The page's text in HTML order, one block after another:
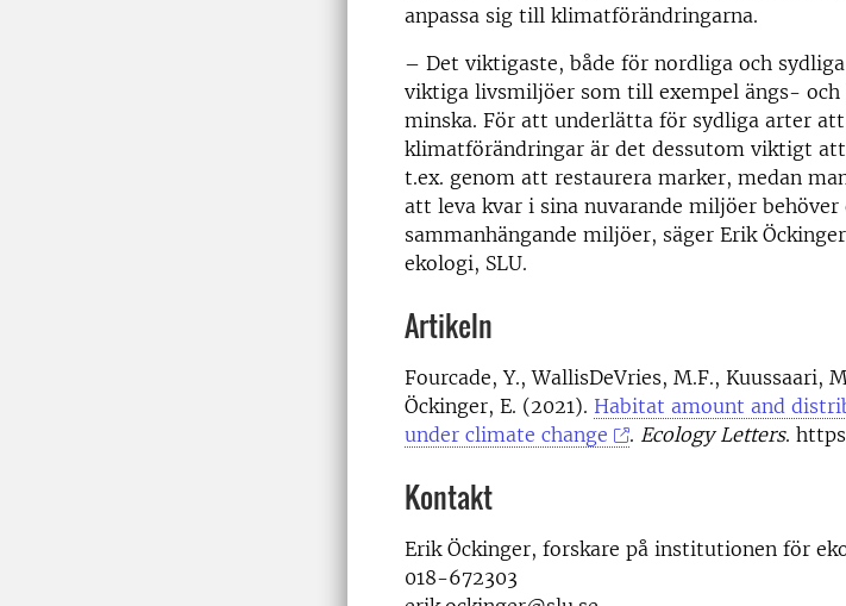
anpassa sig till klimatförändringarna.
– Det viktigaste, både för nordliga och
viktiga livsmiljöer som till exempel ängs-
minska. För att underlätta för sydliga arter
klimatförändringar är det dessutom viktigt
t.ex. genom att restaurera marker, medan
att leva kvar i sina nuvarande miljöer behöver
sammanhängande miljöer, säger Erik
ekologi, SLU.
Artikeln
Fourcade, Y., WallisDeVries, M.F., Kuussaari,
Öckinger, E. (2021). Habitat amount and
under climate change
. Ecology Letters.
Kontakt
Erik Öckinger, forskare på institutionen för
018-672303